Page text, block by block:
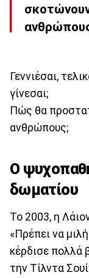
Γεννιέσαι,
γίνεσαι;
Πώς θα
ανθρώπους;
Ο
δωματίου
Το 2003, η
«Πρέπει να
κέρδισε πολλά
την Τίλντα